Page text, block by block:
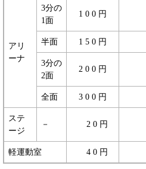
アリ
ーナ
3分の
1面
1 0 0 円
半面 1 5 0 円
3分の
2面
2 0 0 円
全面 3 0 0 円
ステ
ージ
－ 2 0 円
軽運動室 4 0 円